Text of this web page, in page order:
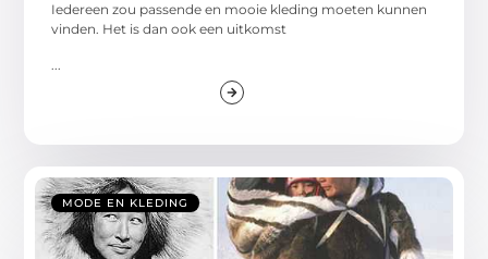
Iedereen zou passende en mooie kleding moeten kunnen
vinden. Het is dan ook een uitkomst
MODE EN KLEDING